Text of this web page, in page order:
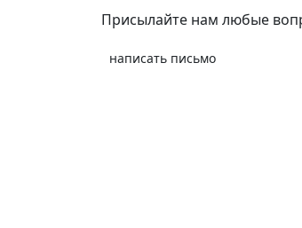
Присылайте нам любые
написать письмо